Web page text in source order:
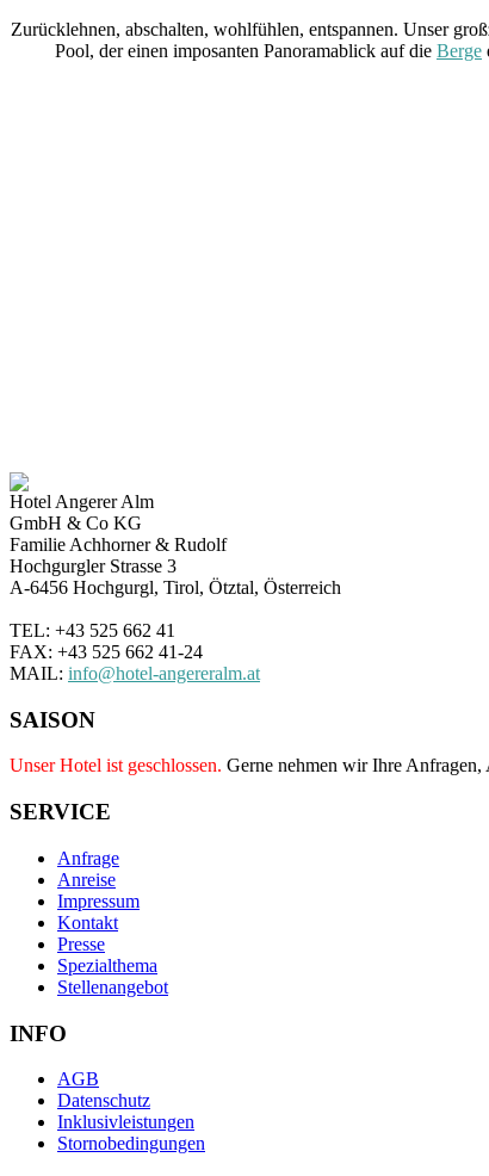
Zurücklehnen, abschalten, wohlfühlen, entspannen. Unser
Pool, der einen imposanten Panoramablick auf die Berge
Hotel Angerer Alm
GmbH & Co KG
Familie Achhorner & Rudolf
Hochgurgler Strasse 3
A-6456 Hochgurgl, Tirol, Ötztal, Österreich
TEL: +43 525 662 41
FAX: +43 525 662 41-24
MAIL: info@hotel-angereralm.at
SAISON
Unser Hotel ist geschlossen. Gerne nehmen wir Ihre Anfragen,
SERVICE
Anfrage
Anreise
Impressum
Kontakt
Presse
Spezialthema
Stellenangebot
INFO
AGB
Datenschutz
Inklusivleistungen
Stornobedingungen